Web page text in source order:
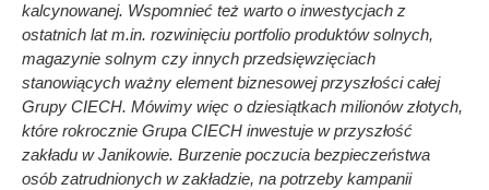
kalcynowanej. Wspomnieć też warto o inwestycjach z
ostatnich lat m.in. rozwinięciu portfolio produktów solnych,
magazynie solnym czy innych przedsięwzięciach
stanowiących ważny element biznesowej przyszłości całej
Grupy CIECH. Mówimy więc o dziesiątkach milionów złotych,
które rokrocznie Grupa CIECH inwestuje w przyszłość
zakładu w Janikowie. Burzenie poczucia bezpieczeństwa
osób zatrudnionych w zakładzie, na potrzeby kampanii